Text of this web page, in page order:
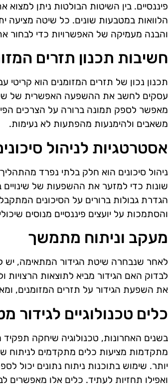
פיננסיים. בין השיטות הבולטות ניתן
הלוואות במטבעות שונים. כל שיטה מציעה
והבנה מעמיקה של האפשרויות כדי לבחור
חשיבות תכנון תזרים
תכנון נכון של תזרים המזומנים הוא
עסקים לחשב את ההשפעה האפשרית של
מאפשר לספק תמונה ברורה על הצרכים
משאבים ולהימנעות מהפתעות לא נעימות.
אסטרטגיות לניהול
ניהול סיכונים הוא חלק בלתי נפרד
שונות כדי למזער את ההשפעות של
הגדרת גבולות ברורים על הסיכונים
והסתמכות על יועצים פיננסיים מנוסים
מעקב וניתוח מתמשך
לאחר שנבחרה שיטת הגידור המתאימה,
לבדוק האם הגידור מביא לתוצאות
את השפעת הגידור על תזרים המזומנים,
כלים טכנולוגיים לגידור
בשנים האחרונות, טכנולוגיה שיחקה
מתקדמות מציעות כלים מתקדמים
יותר. שימוש בתוכנות ניתוח נתונים יכול
ואפילו תחזיות לעתיד. כלים אלו מאפשרים